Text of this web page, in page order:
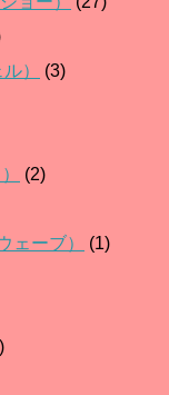
）
(3)
(2)
ェーブ）
(1)